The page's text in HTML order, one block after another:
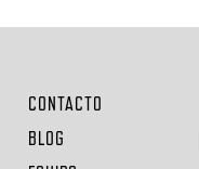
CONTACTO
BLOG